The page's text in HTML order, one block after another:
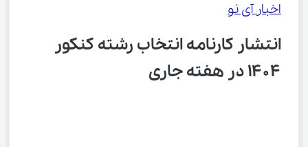
اخبار آی نو
انتشار کارنامه انتخاب رشته کنکور
۱۴۰۴ در هفته جاری